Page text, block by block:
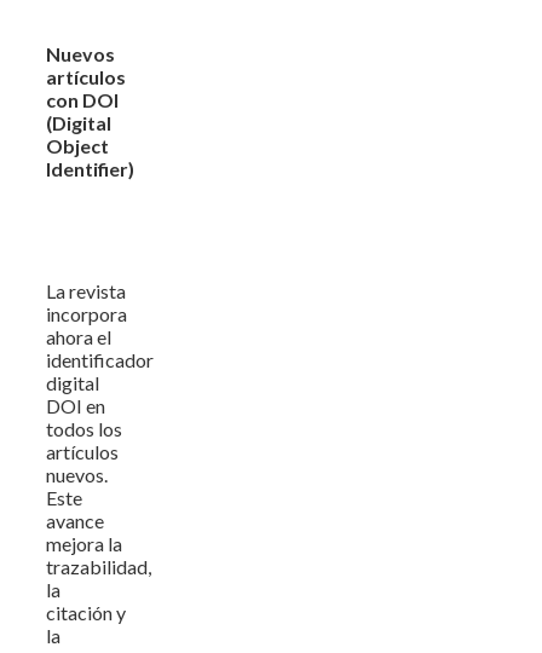
Nuevos
artículos
con DOI
(Digital
Object
Identifier)
La revista
incorpora
ahora el
identificador
digital
DOI en
todos los
artículos
nuevos.
Este
avance
mejora la
trazabilidad,
la
citación y
la